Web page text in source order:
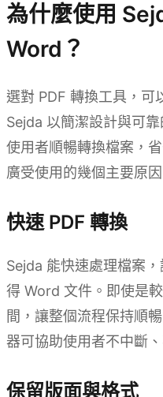
為什麼使用
Word？
選對 PDF 轉換工具，可
Sejda 以簡潔設計與可
使用者順暢轉換檔案，
廣受使用的幾個主要原因
快速 PDF 轉換
Sejda 能快速處理檔案
得 Word 文件。即使是
間，讓整個流程保持順
器可協助使用者不中斷
保留版面與格式